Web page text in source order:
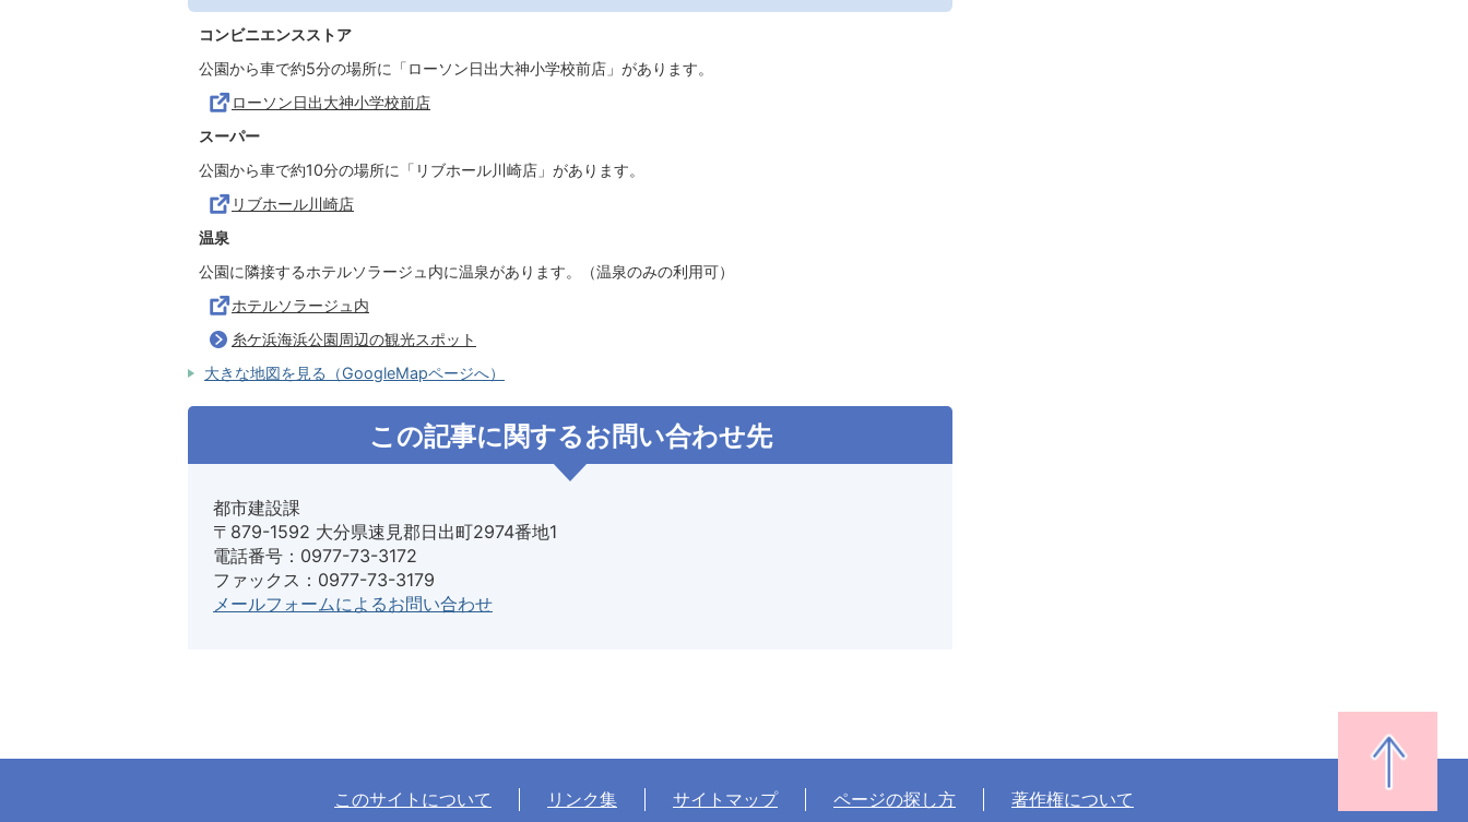
コンビニエンスストア
公園から車で約5分の場所に「ローソン日出大神小学校前店」があります。
ローソン日出大神小学校前店
スーパー
公園から車で約10分の場所に「リブホール川崎店」があります。
リブホール川崎店
温泉
公園に隣接するホテルソラージュ内に温泉があります。（温泉のみの利用可）
ホテルソラージュ内
糸ケ浜海浜公園周辺の観光スポット
大きな地図を見る（GoogleMapページへ）
この記事に関するお問い合わせ先
都市建設課
〒879-1592 大分県速見郡日出町2974番地1
電話番号：0977-73-3172
ファックス：0977-73-3179
メールフォームによるお問い合わせ
このサイトについて リンク集 サイトマップ ページの探し方 著作権について